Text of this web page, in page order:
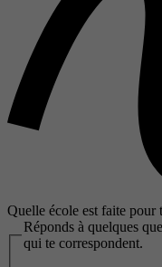
Quelle école est faite pour
Réponds à quelques
qui te correspondent.